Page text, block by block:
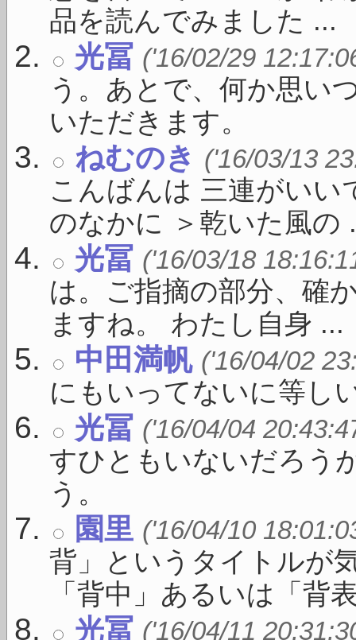
品を読んでみました ...
光冨 ('16/02/29
う。あとで、何か思い
いただきます。
ねむのき ('16/03/13
こんばんは 三連がい
のなかに ＞乾いた風の
光冨 ('16/03/18
は。ご指摘の部分、確
ますね。 わたし自身 ...
中田満帆 ('16/04/02
にもいってないに等し
光冨 ('16/04/04
すひともいないだろう
う。
園里 ('16/04/10
背」というタイトルが
「背中」あるいは「背
光冨 ('16/04/11